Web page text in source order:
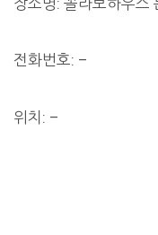
전화번호: –
위치: –